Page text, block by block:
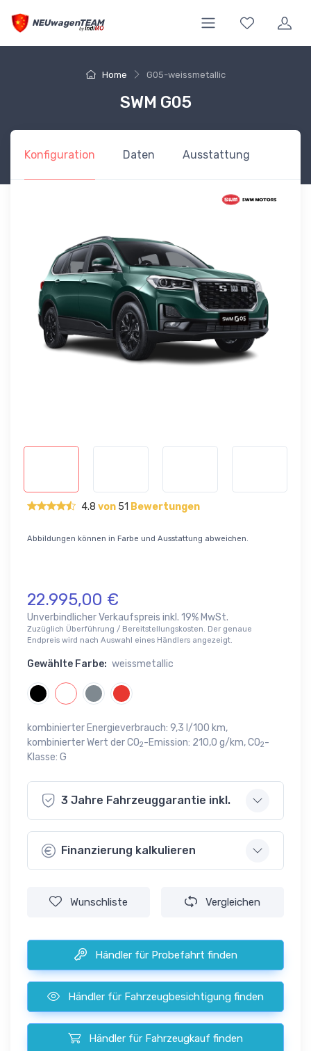
NEUwagenTEAM
Home G05-weissmetallic
SWM G05
Konfiguration Daten Ausstattung
4.8 von 51 Bewertungen
Abbildungen können in Farbe und Ausstattung abweichen.
22.995,00 €
Unverbindlicher Verkaufspreis inkl. 19% MwSt.
Zuzüglich Überführung / Bereitstellungskosten. Der genaue
Endpreis wird nach Auswahl eines Händlers angezeigt.
Gewählte Farbe: weissmetallic
kombinierter Energieverbrauch: 9,3 l/100 km,
kombinierter Wert der CO2-Emission: 210,0 g/km, CO2-
Klasse: G
3 Jahre Fahrzeuggarantie inkl.
Finanzierung kalkulieren
Wunschliste Vergleichen
Händler für Probefahrt finden
Händler für Fahrzeugbesichtigung finden
Händler für Fahrzeugkauf finden